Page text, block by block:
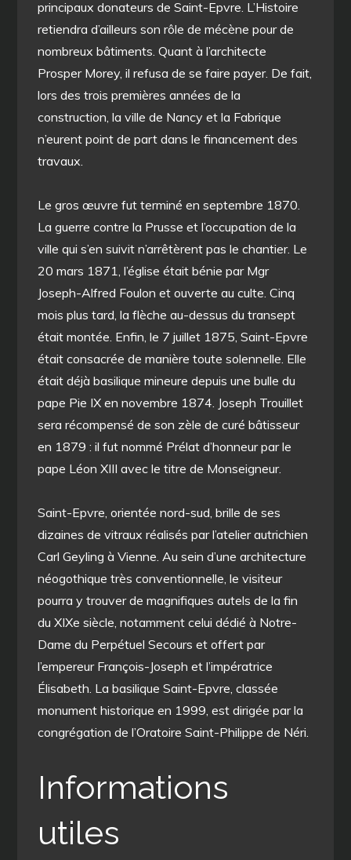
principaux donateurs de Saint-Epvre. L’Histoire
retiendra d’ailleurs son rôle de mécène pour de
nombreux bâtiments. Quant à l’architecte
Prosper Morey, il refusa de se faire payer. De fait,
lors des trois premières années de la
construction, la ville de Nancy et la Fabrique
n’eurent point de part dans le financement des
travaux.
Le gros œuvre fut terminé en septembre 1870.
La guerre contre la Prusse et l’occupation de la
ville qui s’en suivit n’arrêtèrent pas le chantier. Le
20 mars 1871, l’église était bénie par Mgr
Joseph-Alfred Foulon et ouverte au culte. Cinq
mois plus tard, la flèche au-dessus du transept
était montée. Enfin, le 7 juillet 1875, Saint-Epvre
était consacrée de manière toute solennelle. Elle
était déjà basilique mineure depuis une bulle du
pape Pie IX en novembre 1874. Joseph Trouillet
sera récompensé de son zèle de curé bâtisseur
en 1879 : il fut nommé Prélat d’honneur par le
pape Léon XIII avec le titre de Monseigneur.
Saint-Epvre, orientée nord-sud, brille de ses
dizaines de vitraux réalisés par l’atelier autrichien
Carl Geyling à Vienne. Au sein d’une architecture
néogothique très conventionnelle, le visiteur
pourra y trouver de magnifiques autels de la fin
du XIXe siècle, notamment celui dédié à Notre-
Dame du Perpétuel Secours et offert par
l’empereur François-Joseph et l’impératrice
Élisabeth. La basilique Saint-Epvre, classée
monument historique en 1999, est dirigée par la
congrégation de l’Oratoire Saint-Philippe de Néri.
Informations
utiles